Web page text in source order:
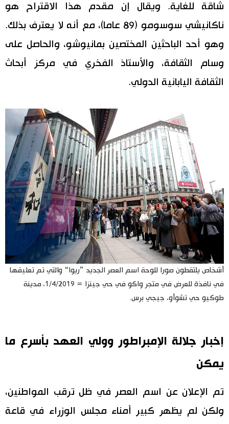
شاقة للغاية. ويقال إن مقدم هذا الاقتراح هو
ناكانيشي سوسومو (89 عاما)، مع أنه لا يعترف بذلك.
وهو أحد الباحثين المختصين بمانيوشو، والحاصل على
وسام الثقافة، والأستاذ الفخري في مركز أبحاث
الثقافة اليابانية الدولي.
أشخاص يلتقطون صورا للوحة اسم العصر الجديد ”ريوا“ والتي تم تعليقها
في نافذة للعرض في متجر واكو في حي جينزا = 1/4/2019، مدينة
طوكيو حي تشوأو، جيجي برس.
إخبار جلالة الإمبراطور وولي العهد بأسرع ما
يمكن
تم الإعلان عن اسم العصر في ظل ترقب المواطنين،
ولكن لم يظهر كبير أمناء مجلس الوزراء في قاعة